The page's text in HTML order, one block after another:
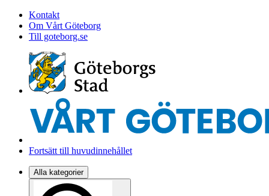
Kontakt
Om Vårt Göteborg
Till goteborg.se
Fortsätt till huvudinnehållet
Alla kategorier